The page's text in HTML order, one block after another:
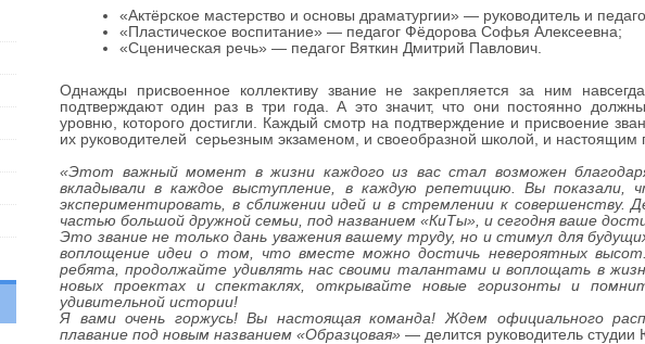
«Актёрское мастерство и основы драматургии» — руководитель и
«Пластическое воспитание» — педагог Фёдорова Софья Алексеевна;
«Сценическая речь» — педагог Вяткин Дмитрий Павлович.
Однажды присвоенное коллективу звание не закрепляется за ним
подтверждают один раз в три года. А это значит, что они постоянно
уровню, которого достигли. Каждый смотр на подтверждение и присвоение
их руководителей серьезным экзаменом, и своеобразной школой, и настоящим
«Этот важный момент в жизни каждого из вас стал возможен
вкладывали в каждое выступление, в каждую репетицию. Вы показали,
экспериментировать, в сближении идей и в стремлении к совершенству.
частью большой дружной семьи, под названием «КиТы», и сегодня ваше
Это звание не только дань уважения вашему труду, но и стимул для
воплощение идеи о том, что вместе можно достичь невероятных
ребята, продолжайте удивлять нас своими талантами и воплощать в
новых проектах и спектаклях, открывайте новые горизонты и
удивительной истории!
Я вами очень горжусь! Вы настоящая команда! Ждем официального
плавание под новым названием «Образцовая» — делится руководитель студии